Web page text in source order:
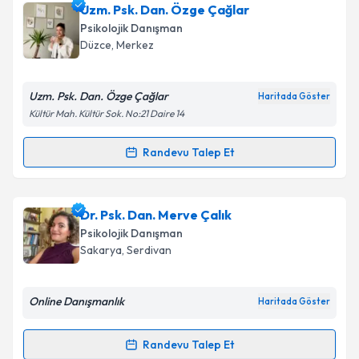
Uzm. Psk. Dan. Özge Çağlar
Psikolojik Danışman
Düzce, Merkez
Uzm. Psk. Dan. Özge Çağlar Haritada Göster
Kültür Mah. Kültür Sok. No:21 Daire 14
Randevu Talep Et
Randevu Takvimi Talebi
Uzm. Psk. Dan. Özge Çağlariçin randevu takvimi
talebi oluşturun. Size bu uzmandan randevu almanız
için bir takvim hazırlandığında e-posta ile
bilgilendireceğiz.
Dr. Psk. Dan. Merve Çalık
Psikolojik Danışman
Sakarya, Serdivan
Online Danışmanlık Haritada Göster
Randevu Talep Et
Randevu Takvimi Talebi